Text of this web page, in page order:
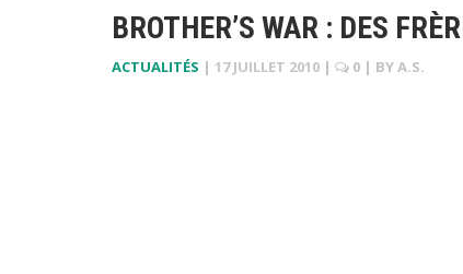
BROTHER’S WAR : DES
ACTUALITÉS | 17 JUILLET 2010 | 0 | BYA.S.